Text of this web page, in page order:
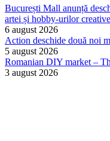
București Mall anunță
artei și hobby-urilor creative
6 august 2026
Action deschide două noi
5 august 2026
Romanian DIY market –
3 august 2026